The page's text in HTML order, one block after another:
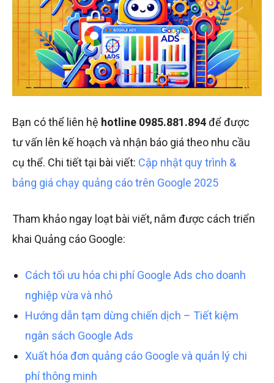
Bạn có thể liên hệ hotline 0985.881.894để được
tư vấn lên kế hoạch và nhận báo giá theo nhu cầu
cụ thể. Chi tiết tại bài viết: Cập nhật quy trình &
bảng giá chạy quảng cáo trên Google 2025
Tham khảo ngay loạt bài viết, nắm được cách triển
khai Quảng cáo Google:
Cách tối ưu hóa chi phí Google Ads cho doanh
nghiệp vừa và nhỏ
Hướng dẫn tạm dừng chiến dịch – Tiết kiệm
ngân sách Google Ads
Xuất hóa đơn quảng cáo Google và quản lý chi
phí thông minh